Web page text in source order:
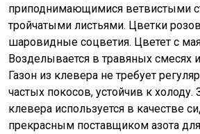
приподнимающимися ветвистыми
тройчатыми листьями. Цветки
шаровидные соцветия. Цветет с
Возделывается в травяных смесях
Газон из клевера не требует
частых покосов, устойчив к холоду.
клевера используется в качестве
прекрасным поставщиком азота